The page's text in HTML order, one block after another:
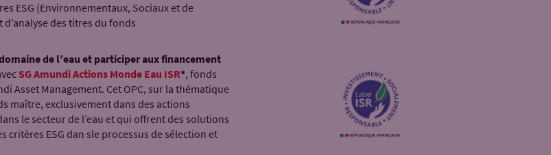
ESG (Environnementaux, Sociaux et de
des titres du fonds
de l’eau et participer aux financement
SG Amundi Actions Monde Eau ISR*, fonds
Asset Management. Cet OPC, sur la thématique
maître, exclusivement dans des actions
le secteur de l’eau et qui offrent des solutions
ESG dan sle processus de sélection et